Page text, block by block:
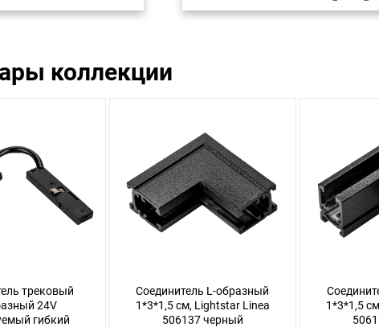
коллекции
трековый
24V
гибкий
Соединитель L-образный
1*3*1,5 см, Lightstar Linea
506137 черный
1*3*1,5